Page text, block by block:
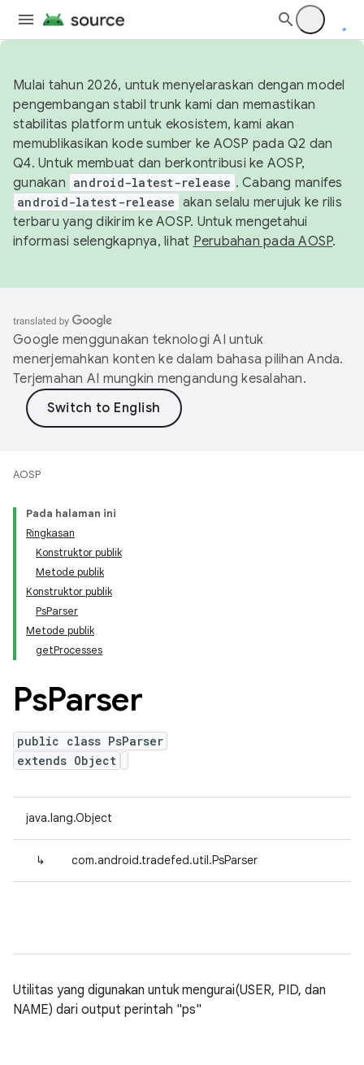
Mulai tahun 2026, untuk menyelaraskan dengan model
pengembangan stabil trunk kami dan memastikan
stabilitas platform untuk ekosistem, kami akan
memublikasikan kode sumber ke AOSP pada Q2 dan
Q4. Untuk membuat dan berkontribusi ke AOSP,
gunakan android-latest-release . Cabang manifes
android-latest-release akan selalu merujuk ke rilis
terbaru yang dikirim ke AOSP. Untuk mengetahui
informasi selengkapnya, lihat Perubahan pada AOSP.
Google menggunakan teknologi AI untuk
menerjemahkan konten ke dalam bahasa pilihan Anda.
Terjemahan AI mungkin mengandung kesalahan.
AOSP
Pada halaman ini
Ringkasan
Konstruktor publik
Metode publik
Konstruktor publik
PsParser
Metode publik
getProcesses
PsParser
public class PsParser
extends Object
java.lang.Object
↳ com.android.tradefed.util.PsParser
Utilitas yang digunakan untuk mengurai(USER, PID, dan
NAME) dari output perintah "ps"